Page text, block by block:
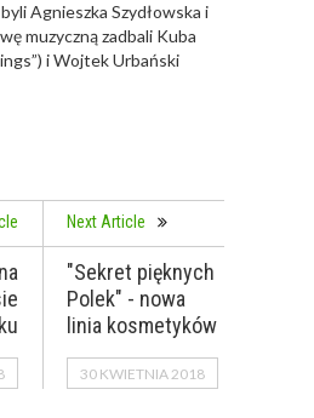
Agnieszka Szydłowska i
muzyczną zadbali Kuba
i Wojtek Urbański
Next Article
"Sekret pięknych
Polek" - nowa
linia kosmetyków
30 KWIETNIA 2018